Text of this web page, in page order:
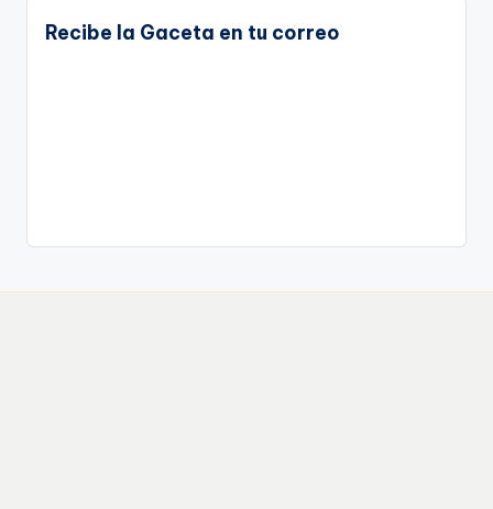
Recibe la Gaceta en tu correo